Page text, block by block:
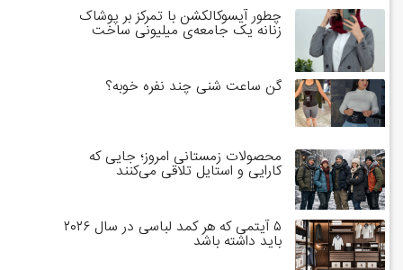
چطور آیسوکالکشن با تمرکز بر پوشاک
زنانه یک جامعه‌ی میلیونی ساخت
گن ساعت شنی چند نفره خوبه؟
محصولات زمستانی امروز؛ جایی که
کارایی و استایل تلاقی می‌کنند
۵ آیتمی که هر کمد لباسی در سال ۲۰۲۶
باید داشته باشد